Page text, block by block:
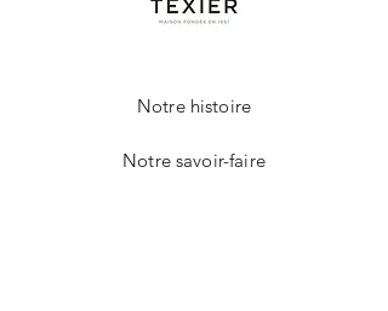
Notre histoire
Notre savoir-faire